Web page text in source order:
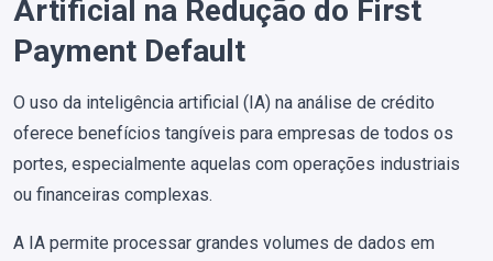
Artificial na Redução do First
Payment Default
O uso da inteligência artificial (IA) na análise de crédito
oferece benefícios tangíveis para empresas de todos os
portes, especialmente aquelas com operações industriais
ou financeiras complexas.
A IA permite processar grandes volumes de dados em